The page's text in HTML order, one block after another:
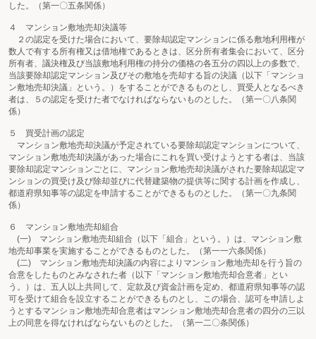
した。（第一〇五条関係）
４ マンション敷地売却決議等
２の認定を受けた場合において、要除却認定マンションに係る敷地利用権が
数人で有する所有権又は借地権であるときは、区分所有者集会において、区分
所有者、議決権及び当該敷地利用権の持分の価格の各五分の四以上の多数で、
当該要除却認定マンション及びその敷地を売却する旨の決議（以下「マンショ
ン敷地売却決議」という。）をすることができるものとし、買受人となるべき
者は、５の認定を受けた者でなければならないものとした。（第一〇八条関
係）
５ 買受計画の認定
マンション敷地売却決議が予定されている要除却認定マンションについて、
マンション敷地売却決議があった場合にこれを買い受けようとする者は、当該
要除却認定マンションごとに、マンション敷地売却決議がされた要除却認定マ
ンションの買受け及び除却並びに代替建築物の提供等に関する計画を作成し、
都道府県知事等の認定を申請することができるものとした。（第一〇九条関
係）
６ マンション敷地売却組合
(一) マンション敷地売却組合（以下「組合」という。）は、マンション敷
地売却事業を実施することができるものとした。（第一一六条関係）
(二) マンション敷地売却決議の内容によりマンション敷地売却を行う旨の
合意をしたものとみなされた者（以下「マンション敷地売却合意者」とい
う。）は、五人以上共同して、定款及び資金計画を定め、都道府県知事等の認
可を受けて組合を設立することができるものとし、この場合、認可を申請しよ
うとするマンション敷地売却合意者はマンション敷地売却合意者の四分の三以
上の同意を得なければならないものとした。（第一二〇条関係）